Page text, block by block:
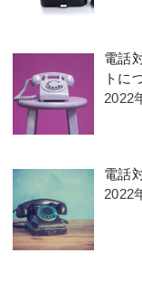
電話
トに
2022
電話
2022